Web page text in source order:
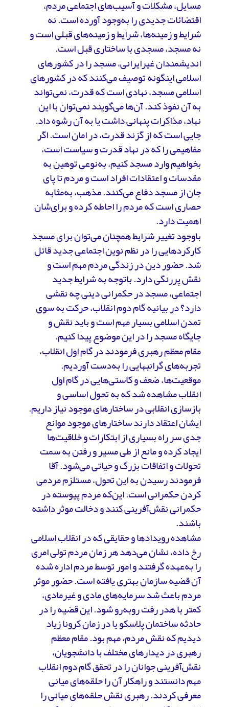
مسایل، مشکلات و آسیب‌های اجتماعی مردم،
اقتضائات جدیدی را به‌وجود آورده است. نه
شرایط و زمینه‌ها، شرایط و زمینه‌های قبلی است و
نه مسجد، مسجدی با ساختاری قبل است.
اندیشمندان غیرایرانی، مسجد را در کشورهای
اسلامی اینگونه توصیف می‌کنند که در کشورهای
اسلامی مسجد، نهادی است که قدرت، نمی‌تواند
به آن نفوذ کند. آن‌ها می‌گویند نمی‌توان با این
نهاد، مذاکرات پنهانی داشت یا به آن رشوه داد.
جایی است که از گزند قدرت، در امان است. اگر
مفاهیمی را که در نهاد قدرت و سیاست است،
بخواهیم وارد مسجد کنیم، به‌نوعی توهین به
مقدسات و اعتقادات افراد است و مردم تا پای
جان از مسجد دفاع می‌کنند. مذهب، به‌مثابه
حصاری است که مردم را احاطه کرده و برای‌شان
اهمیت دارد.
باوجود تغییر شرایط همچنان می‌توان برای مسجد
کارکردهایی را در نظم نوین اجتماعی جدید قائل
شد. حضور دین در زندگی مردم مهم است و
نقش پررنگی دارد. باتوجه به شرایط جدید
اجتماعی، مسجد در حکمرانی دینی چه نقشی
دارد؟ در بیانیه گام دوم انقلاب، حرکت به سوی
تمدن اسلامی بسیار مهم است و باید نقش و
جایگاه مسجد را در این موضوع پیدا کنیم.
مقام معظم رهبری فرمودند در گام اول انقلاب،
تجربه‌های گرانبهایی را به‌دست آوردیم.
موقعیت‌ها، ضعف و کاستی‌هایی در گام اول
انقلاب مشاهده شد که به تحول اساسی و
بازسازی انقلابی در ساختارهای موجود نیاز داریم.
ایشان اعتقاد دارند ساختارهای موجود موانع
جدی سر راه بسیاری از ابتکارات و خلاقیت‌ها
ایجاد کرده و مانع از طی مسیر و رفتن به سمت
تحولات و اتفاقات بزرگ و حیاتی می‌شود. آقا
فرمودند رسیدن به این تحول، مستلزم مردمی
کردن حکمرانی است. این‌که مردم پیوسته در
حکمرانی نقش‌آفرینی کنند و دخالت موثر داشته
باشند.
مشاهده رویدادها و حقایقی که در انقلاب اسلامی
رخ داده، نشان می‌دهد هر زمان مردم تولی امری
را به‌عهده گرفتند و امور توسط مردم اداره شده
آن قضیه سازمان بهتری یافته است. حضور موثر
مردم باعث شد سرمایه‌های مادی و غیرمادی،
کمتر با هدر رفت روبه‌رو شود. این قضیه را در
حادثه ساختمان پلاسکو یا در زمان کرونا زیاد
دیدیم که نقش مردم، مهم بود. مقام معظم
رهبری در دیدارهای مختلف با دانشجویان،
نقش‌آفرینی جوانان را در تحقق گام دوم انقلاب
مهم دانستند و راهکار آن را حلقه‌های میانی
معرفی کردند. رهبری نقش حلقه‌های میانی را